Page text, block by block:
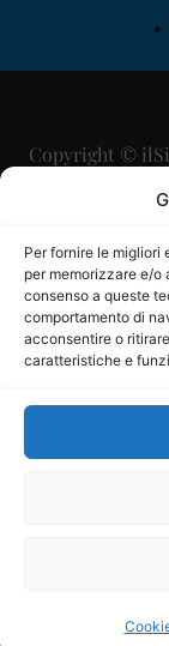
Per fornire le
per memorizzare e/o
consenso a queste
comportamento di
acconsentire o
caratteristiche e
Copyright ©
Mercurio
iscritta al
Sito gestito